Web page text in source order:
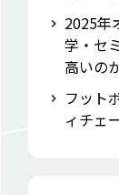
2025年
学・セ
高いの
フット
ィチェ